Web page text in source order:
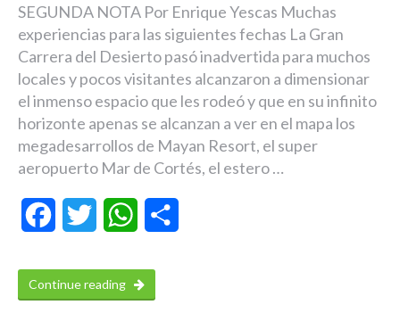
SEGUNDA NOTA Por Enrique Yescas Muchas
experiencias para las siguientes fechas La Gran
Carrera del Desierto pasó inadvertida para muchos
locales y pocos visitantes alcanzaron a dimensionar
el inmenso espacio que les rodeó y que en su infinito
horizonte apenas se alcanzan a ver en el mapa los
megadesarrollos de Mayan Resort, el super
aeropuerto Mar de Cortés, el estero …
FacebookTwitter WhatsApp
Continue reading